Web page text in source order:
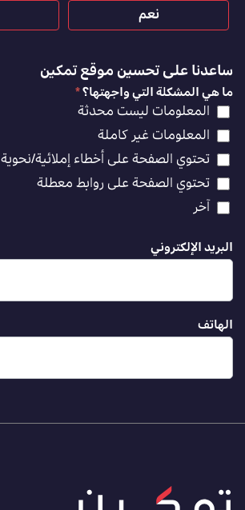
نعم
ساعدنا على تحسين موقع تمكين
ما هي المشكلة التي واجهتها؟*
المعلومات ليست محدثة
المعلومات غير كاملة
تحتوي الصفحة على أخطاء إملائية/نحوية
تحتوي الصفحة على روابط معطلة
آخر
البريد الإلكتروني
الهاتف